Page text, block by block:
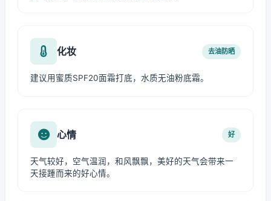
化妆 去油防晒
建议用蜜质SPF20面霜打底，水质无油粉底霜。
心情 好
天气较好，空气温润，和风飘飘，美好的天气会带来一
天接踵而来的好心情。